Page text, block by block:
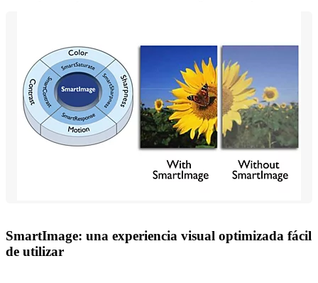
SmartImage: una experiencia visual optimizada fácil
de utilizar